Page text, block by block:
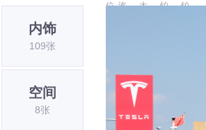
位 汽 大 铂 铂
内饰
109张
空间
8张